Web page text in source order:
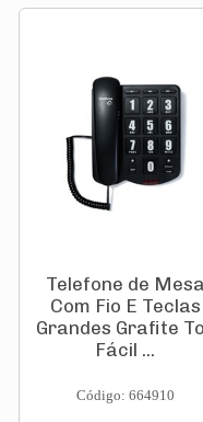
Telefone de Mesa
Com Fio E Teclas
Grandes Grafite
Fácil ...
Código: 664910